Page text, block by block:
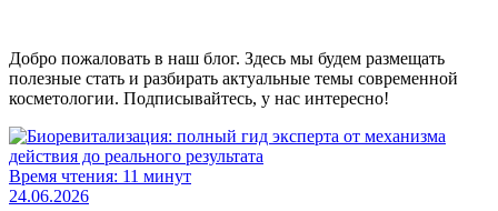
Добро пожаловать в наш блог. Здесь мы будем размещать
полезные стать и разбирать актуальные темы современной
косметологии. Подписывайтесь, у нас интересно!
Время чтения: 11 минут
24.06.2026